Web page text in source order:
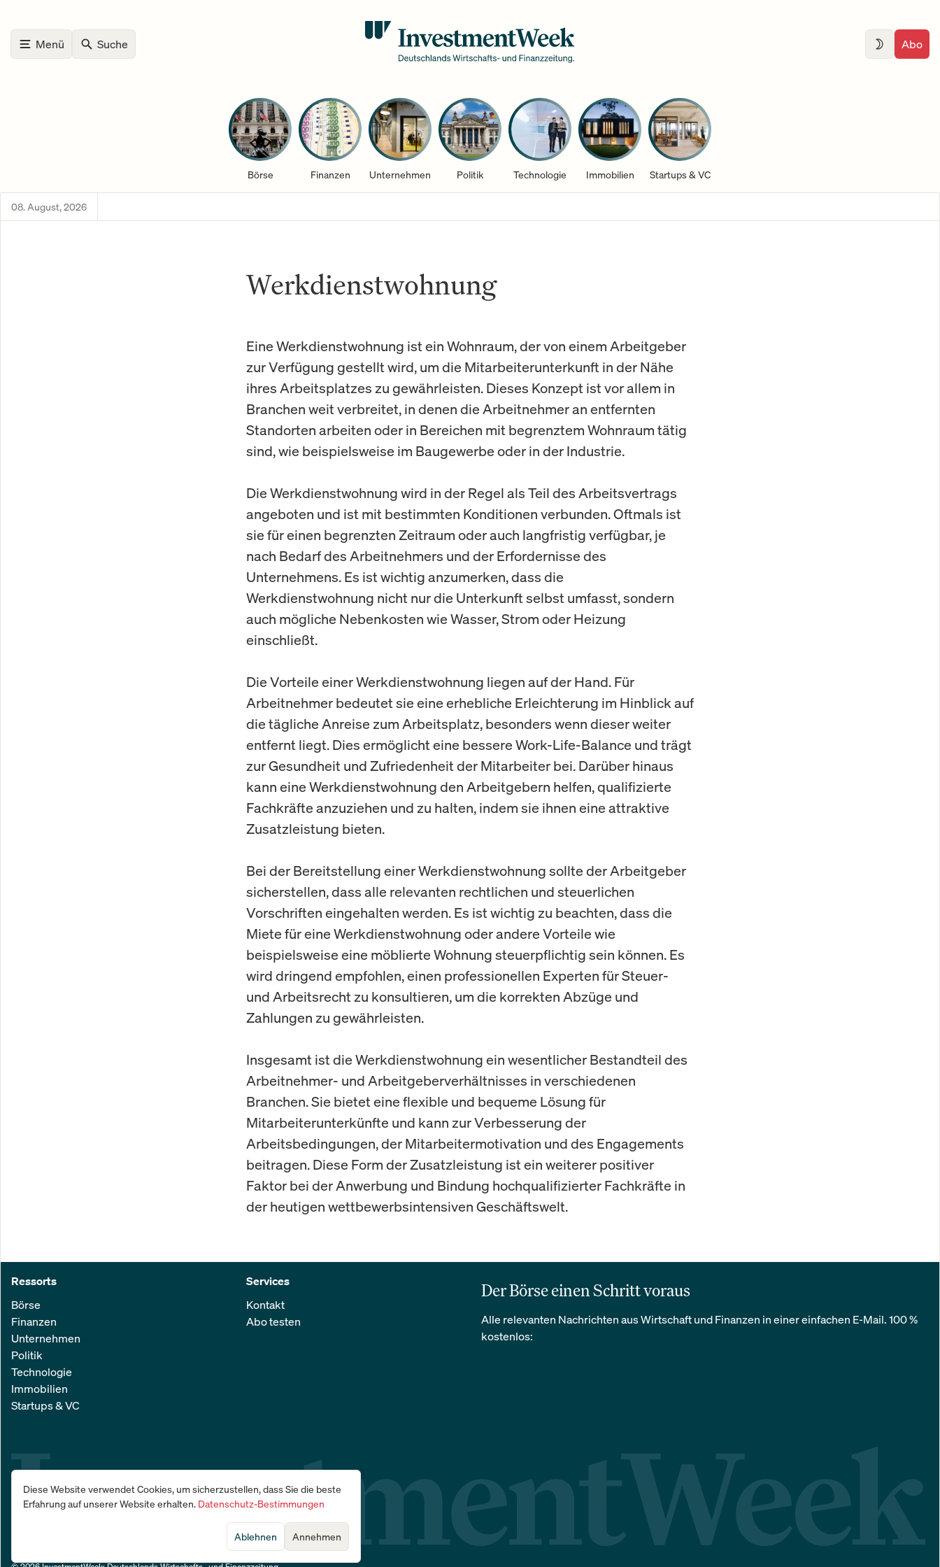
Menü Suche Abo
Börse Finanzen Unternehmen Politik Technologie Immobilien Startups & VC
08. August, 2026
Werkdienstwohnung
Eine Werkdienstwohnung ist ein Wohnraum, der von einem Arbeitgeber
zur Verfügung gestellt wird, um die Mitarbeiterunterkunft in der Nähe
ihres Arbeitsplatzes zu gewährleisten. Dieses Konzept ist vor allem in
Branchen weit verbreitet, in denen die Arbeitnehmer an entfernten
Standorten arbeiten oder in Bereichen mit begrenztem Wohnraum tätig
sind, wie beispielsweise im Baugewerbe oder in der Industrie.
Die Werkdienstwohnung wird in der Regel als Teil des Arbeitsvertrags
angeboten und ist mit bestimmten Konditionen verbunden. Oftmals ist
sie für einen begrenzten Zeitraum oder auch langfristig verfügbar, je
nach Bedarf des Arbeitnehmers und der Erfordernisse des
Unternehmens. Es ist wichtig anzumerken, dass die
Werkdienstwohnung nicht nur die Unterkunft selbst umfasst, sondern
auch mögliche Nebenkosten wie Wasser, Strom oder Heizung
einschließt.
Die Vorteile einer Werkdienstwohnung liegen auf der Hand. Für
Arbeitnehmer bedeutet sie eine erhebliche Erleichterung im Hinblick auf
die tägliche Anreise zum Arbeitsplatz, besonders wenn dieser weiter
entfernt liegt. Dies ermöglicht eine bessere Work-Life-Balance und trägt
zur Gesundheit und Zufriedenheit der Mitarbeiter bei. Darüber hinaus
kann eine Werkdienstwohnung den Arbeitgebern helfen, qualifizierte
Fachkräfte anzuziehen und zu halten, indem sie ihnen eine attraktive
Zusatzleistung bieten.
Bei der Bereitstellung einer Werkdienstwohnung sollte der Arbeitgeber
sicherstellen, dass alle relevanten rechtlichen und steuerlichen
Vorschriften eingehalten werden. Es ist wichtig zu beachten, dass die
Miete für eine Werkdienstwohnung oder andere Vorteile wie
beispielsweise eine möblierte Wohnung steuerpflichtig sein können. Es
wird dringend empfohlen, einen professionellen Experten für Steuer-
und Arbeitsrecht zu konsultieren, um die korrekten Abzüge und
Zahlungen zu gewährleisten.
Insgesamt ist die Werkdienstwohnung ein wesentlicher Bestandteil des
Arbeitnehmer- und Arbeitgeberverhältnisses in verschiedenen
Branchen. Sie bietet eine flexible und bequeme Lösung für
Mitarbeiterunterkünfte und kann zur Verbesserung der
Arbeitsbedingungen, der Mitarbeitermotivation und des Engagements
beitragen. Diese Form der Zusatzleistung ist ein weiterer positiver
Faktor bei der Anwerbung und Bindung hochqualifizierter Fachkräfte in
der heutigen wettbewerbsintensiven Geschäftswelt.
Ressorts
Börse
Finanzen
Unternehmen
Politik
Technologie
Immobilien
Startups & VC
Services
Kontakt
Abo testen
Der Börse einen Schritt voraus
Alle relevanten Nachrichten aus Wirtschaft und Finanzen in einer einfachen E-Mail. 100 %
kostenlos:
Diese Website verwendet Cookies, um sicherzustellen, dass Sie die beste
Erfahrung auf unserer Website erhalten. Datenschutz-Bestimmungen
Annehmen
Ablehnen